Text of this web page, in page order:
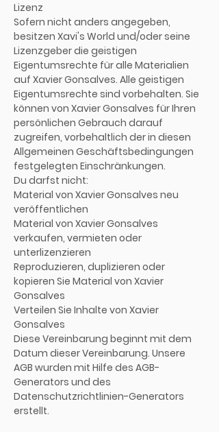
Lizenz
Sofern nicht anders angegeben,
besitzen Xavi's World und/oder seine
Lizenzgeber die geistigen
Eigentumsrechte für alle Materialien
auf Xavier Gonsalves. Alle geistigen
Eigentumsrechte sind vorbehalten. Sie
können von Xavier Gonsalves für Ihren
persönlichen Gebrauch darauf
zugreifen, vorbehaltlich der in diesen
Allgemeinen Geschäftsbedingungen
festgelegten Einschränkungen.
Du darfst nicht:
Material von Xavier Gonsalves neu
veröffentlichen
Material von Xavier Gonsalves
verkaufen, vermieten oder
unterlizenzieren
Reproduzieren, duplizieren oder
kopieren Sie Material von Xavier
Gonsalves
Verteilen Sie Inhalte von Xavier
Gonsalves
Diese Vereinbarung beginnt mit dem
Datum dieser Vereinbarung. Unsere
AGB wurden mit Hilfe des AGB-
Generators und des
Datenschutzrichtlinien-Generators
erstellt.